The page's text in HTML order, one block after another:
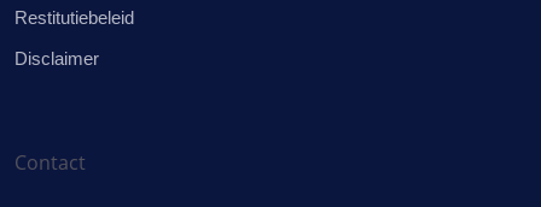
Restitutiebeleid
Disclaimer
Contact